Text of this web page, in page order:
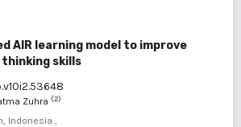
AIR learning model to improve
skills
Zuhra (2)
Indonesia ,